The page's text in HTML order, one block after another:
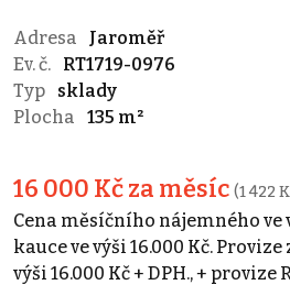
Adresa
Jaroměř
Ev. č.
RT1719-0976
Typ
sklady
Plocha
135 m²
16 000 Kč za měsíc (1 422
Cena měsíčního nájemného ve
kauce ve výši 16.000 Kč.
výši 16.000 Kč + DPH., + provize